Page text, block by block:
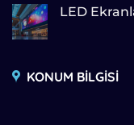
LED
KONUM BİLGİSİ